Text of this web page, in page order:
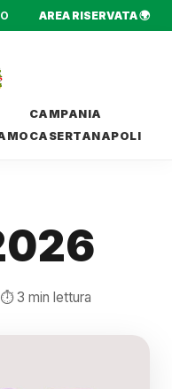
AREA RISERVATA 🌍
CAMPANIA
CASERTANAPOLI
⏱️ 3 min lettura